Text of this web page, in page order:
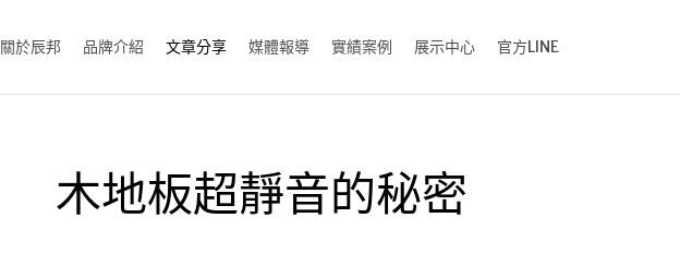
關於辰邦 品牌介紹 文章分享 媒體報導 實績案例 展示中心 官方LINE
木地板超靜音的秘密